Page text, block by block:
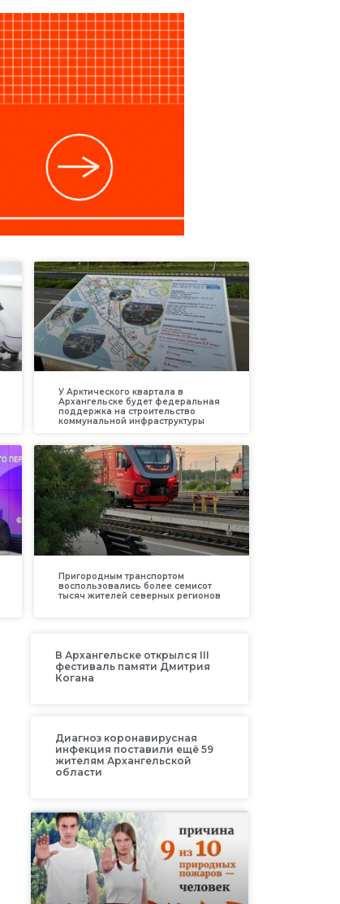
У Арктического квартала в
Архангельске будет федеральная
поддержка на строительство
коммунальной инфраструктуры
Пригородным транспортом
воспользовались более семисот
тысяч жителей северных регионов
В Архангельске открылся III
фестиваль памяти Дмитрия
Когана
Диагноз коронавирусная
инфекция поставили ещё 59
жителям Архангельской
области